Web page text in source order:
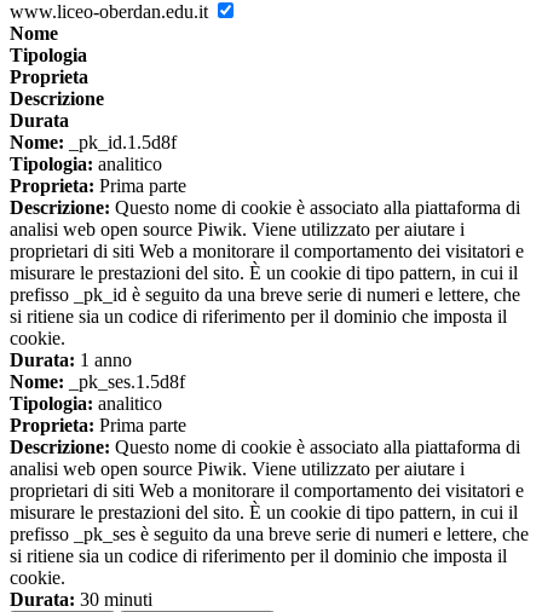
www.liceo-oberdan.edu.it
Nome
Tipologia
Proprieta
Descrizione
Durata
Nome: _pk_id.1.5d8f
Tipologia: analitico
Proprieta: Prima parte
Descrizione: Questo nome di cookie è associato alla piattaforma di
analisi web open source Piwik. Viene utilizzato per aiutare i
proprietari di siti Web a monitorare il comportamento dei visitatori e
misurare le prestazioni del sito. È un cookie di tipo pattern, in cui il
prefisso _pk_id è seguito da una breve serie di numeri e lettere, che
si ritiene sia un codice di riferimento per il dominio che imposta il
cookie.
Durata: 1 anno
Nome: _pk_ses.1.5d8f
Tipologia: analitico
Proprieta: Prima parte
Descrizione: Questo nome di cookie è associato alla piattaforma di
analisi web open source Piwik. Viene utilizzato per aiutare i
proprietari di siti Web a monitorare il comportamento dei visitatori e
misurare le prestazioni del sito. È un cookie di tipo pattern, in cui il
prefisso _pk_ses è seguito da una breve serie di numeri e lettere, che
si ritiene sia un codice di riferimento per il dominio che imposta il
cookie.
Durata: 30 minuti